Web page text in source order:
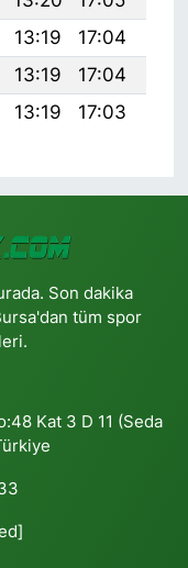
13:19 17:04
13:19 17:04
13:19 17:03
Son dakika
tüm spor
Kat 3 D 11 (Seda